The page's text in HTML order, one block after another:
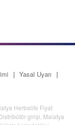
Yasal Uyarı
Herbalife Fiyat
girişi Malatya